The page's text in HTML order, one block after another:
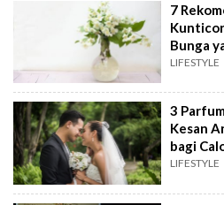
7
Bunga
LIFESTYLE
3
Kesan
bagi
LIFESTYLE